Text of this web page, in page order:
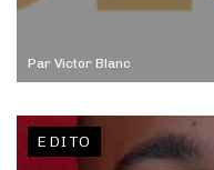
Par Victor Blanc
EDITO